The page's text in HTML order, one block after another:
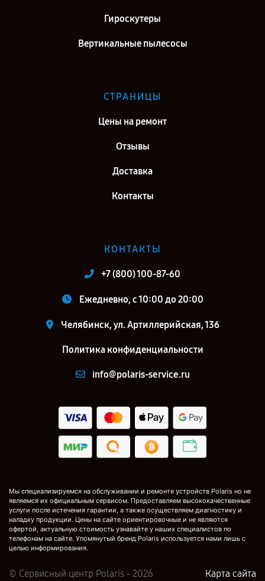
Гироскутеры
Вертикальные пылесосы
СТРАНИЦЫ
Цены на ремонт
Отзывы
Доставка
Контакты
КОНТАКТЫ
+7 (800) 100-87-60
Ежедневно, с 10:00 до 20:00
Челябинск, ул. Артиллерийская, 136
Политика конфиденциальности
info@polaris-service.ru
Мы специализируемся на обслуживании и ремонте устройств Polaris но не
являемся их официальным сервисом. Предоставляем высококачественные
услуги после истечения гарантии, а также осуществляем диагностику и
наладку продукции. Цены на сайте ориентировочные и не являются
офертой, актуальную стоимость узнавайте у наших специалистов по
телефонам на сайте. Упомянутый бренд Polaris используется нами лишь с
целью информирования.
© Сервисный центр Polaris - 2026 Карта сайта